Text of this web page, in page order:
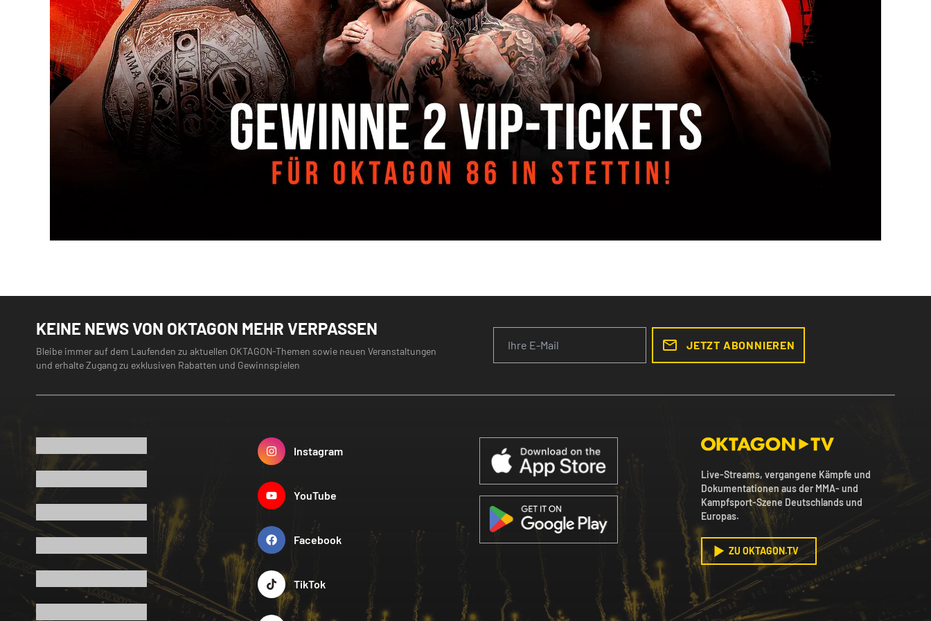
KEINE NEWS VON OKTAGON MEHR VERPASSEN
Bleibe immer auf dem Laufenden zu aktuellen OKTAGON-Themen sowie neuen Veranstaltungen
und erhalte Zugang zu exklusiven Rabatten und Gewinnspielen
JETZT ABONNIEREN
Instagram
YouTube
Facebook
TikTok
Live-Streams, vergangene Kämpfe und
Dokumentationen aus der MMA- und
Kampfsport-Szene Deutschlands und
Europas.
ZU OKTAGON.TV